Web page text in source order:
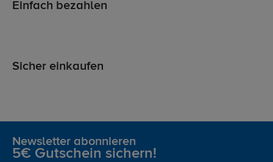
Einfach bezahlen
Sicher einkaufen
Newsletter abonnieren
5€ Gutschein sichern!